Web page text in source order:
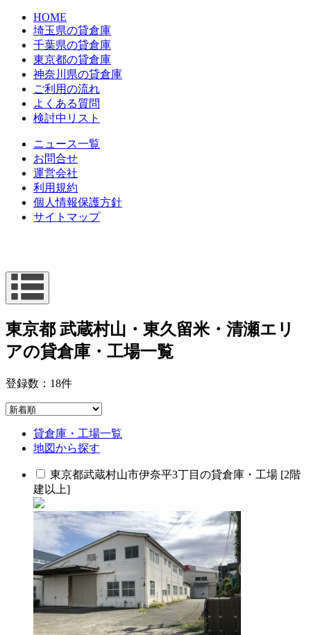
HOME
埼玉県の貸倉庫
千葉県の貸倉庫
東京都の貸倉庫
神奈川県の貸倉庫
ご利用の流れ
よくある質問
検討中リスト
ニュース一覧
お問合せ
運営会社
利用規約
個人情報保護方針
サイトマップ
東京都 武蔵村山・東久留米・清瀬エリ
アの貸倉庫・工場一覧
登録数： 18件
貸倉庫・工場一覧
地図から探す
東京都武蔵村山市伊奈平3丁目の貸倉庫・工場 [2階
建以上]